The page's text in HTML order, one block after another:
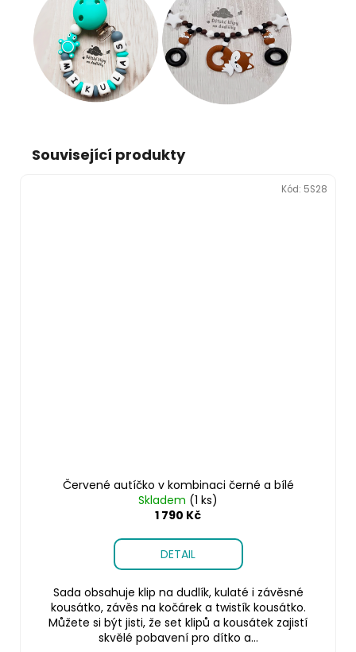
Související produkty
Červené autíčko v kombinaci černé a bílé
Skladem (1 ks)
1 790 Kč
DETAIL
Sada obsahuje klip na dudlík, kulaté i závěsné
kousátko, závěs na kočárek a twistík kousátko.
Můžete si být jisti, že set klipů a kousátek zajistí
skvělé pobavení pro dítko a...
Kód: 5S28